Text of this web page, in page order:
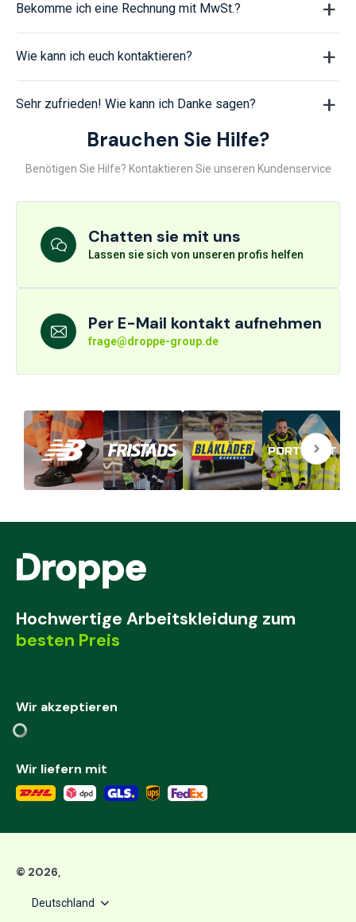
Bekomme ich eine Rechnung mit MwSt.?
Wie kann ich euch kontaktieren?
Sehr zufrieden! Wie kann ich Danke sagen?
Brauchen Sie Hilfe?
Benötigen Sie Hilfe? Kontaktieren Sie unseren Kundenservice
Chatten sie mit uns
Lassen sie sich von unseren profis helfen
Per E-Mail kontakt aufnehmen
frage@droppe-group.de
Hochwertige Arbeitskleidung zum
besten Preis
Wir akzeptieren
Wir liefern mit
© 2026,
Deutschland